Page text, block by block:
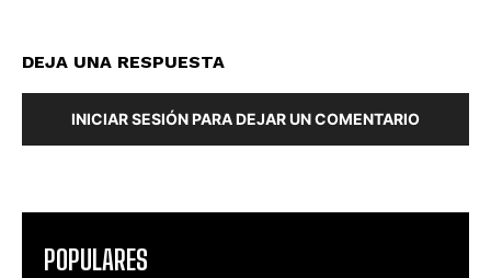
DEJA UNA RESPUESTA
INICIAR SESIÓN PARA DEJAR UN COMENTARIO
POPULARES